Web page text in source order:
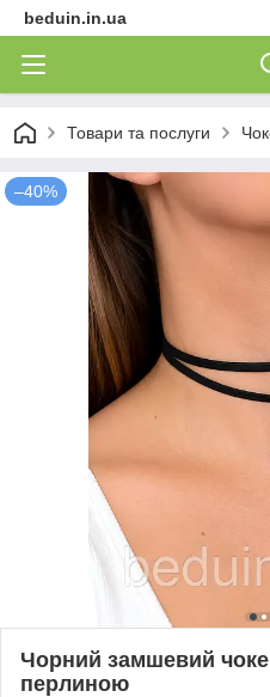
beduin.in.ua
Товари та послуги
–40%
Чорний замшевий
перлиною